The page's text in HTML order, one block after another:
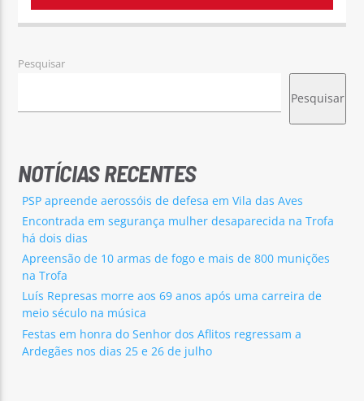
Pesquisar
Pesquisar
NOTÍCIAS RECENTES
PSP apreende aerossóis de defesa em Vila das Aves
Encontrada em segurança mulher desaparecida na Trofa
há dois dias
Apreensão de 10 armas de fogo e mais de 800 munições
na Trofa
Luís Represas morre aos 69 anos após uma carreira de
meio século na música
Festas em honra do Senhor dos Aflitos regressam a
Ardegães nos dias 25 e 26 de julho